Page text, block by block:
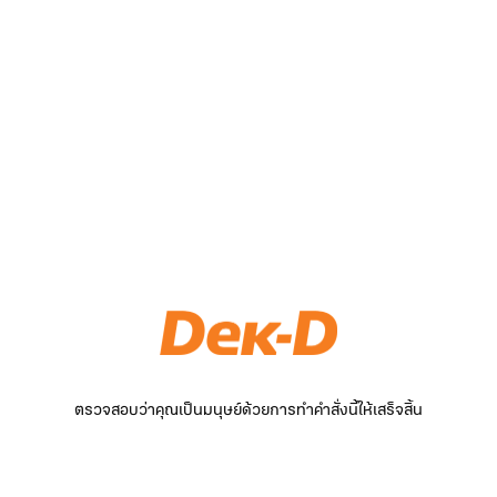
ตรวจสอบว่าคุณเป็นมนุษย์ด้วยการทำคำสั่งนี้ให้เสร็จสิ้น